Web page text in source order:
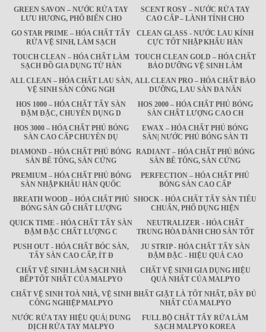
GREEN SAVON – NƯỚC RỬA TAY
LƯU HƯƠNG, PHỔ BIẾN CHO
SCENT ROSY – NƯỚC RỬA TAY
CAO CẤP – LÀNH TÍNH CHO
GO STAR PRIME – HÓA CHẤT TẨY
RỬA VỆ SINH, LÀM SẠCH
CLEAN GLASS - NƯỚC LAU KÍNH
CỰC TỐT NHẬP KHẨU HÀN
TOUCH CLEAN – HÓA CHẤT LÀM
SẠCH ĐỒ GIA DỤNG TỪ HÀN
TOUCH CLEAN GOLD – HÓA CHẤT
BẢO DƯỠNG VỆ SINH LÀM
ALL CLEAN – HÓA CHẤT LAU SÀN,
VỆ SINH SÀN CÔNG NGH
ALL CLEAN PRO – HÓA CHẤT BẢO
DƯỠNG, LAU SÀN ĐA NĂN
HOS 1000 – HÓA CHẤT TẨY SÀN
ĐẬM ĐẶC, CHUYÊN DỤNG D
HOS 2000 – HÓA CHẤT PHỦ BÓNG
SÀN CHẤT LƯỢNG CAO CH
HOS 3000 – HÓA CHẤT PHỦ BÓNG
SÀN CAO CẤP CHUYÊN DỤ
EWAX – HÓA CHẤT PHỦ BÓNG
SÀN| NƯỚC PHỦ BÓNG SÀN TI
DIAMOND – HÓA CHẤT PHỦ BÓNG
SÀN BÊ TÔNG, SÀN CỨNG
RADIANT – HÓA CHẤT PHỦ BÓNG
SÀN BÊ TÔNG, SÀN CỨNG
PREMIUM – HÓA CHẤT PHỦ BÓNG
SÀN NHẬP KHẨU HÀN QUỐC
PERFECTION – HÓA CHẤT PHỦ
BÓNG SÀN CAO CẤP
BREATH WOOD – HÓA CHẤT PHỦ
BÓNG SÀN GỖ CHẤT LƯỢNG
SHOCK - HÓA CHẤT TẨY SÀN TIÊU
CHUẨN, PHỔ DỤNG HIỆN
QUICK TIME - HÓA CHẤT TẨY SÀN
ĐẬM ĐẶC CHẤT LƯỢNG C
NEUTRALIZER - HÓA CHẤT
TRUNG HÒA DÀNH CHO SÀN TỐT
PUSH OUT - HÓA CHẤT BÓC SÀN,
TẨY SÀN CAO CẤP, ÍT Đ
JU STRIP - HÓA CHẤT TẨY SÀN
ĐẬM ĐẶC - HIỆU QUẢ CAO
CHẤT VỆ SINH LÀM SẠCH NHÀ
BẾP TỐT NHẤT CỦA MALPYO
CHẤT VỆ SINH GIA DỤNG HIỆU
QUẢ NHẤT CỦA MALPYO
CHẤT VỆ SINH TOÀ NHÀ, VỆ SINH
CÔNG NGHIỆP MALPYO
BHẤT GIẶT LÀ TỐT NHẤT, ĐẦY ĐỦ
NHẤT CỦA MALPYO
NƯỚC RỬA TAY HIỆU QUẢ| DUNG
DỊCH RỬA TAY MALPYO
FULL BỘ CHẤT TẨY RỬA LÀM
SẠCH MALPYO KOREA